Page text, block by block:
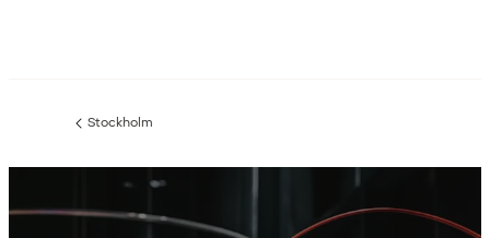
Föregående
Stockholm